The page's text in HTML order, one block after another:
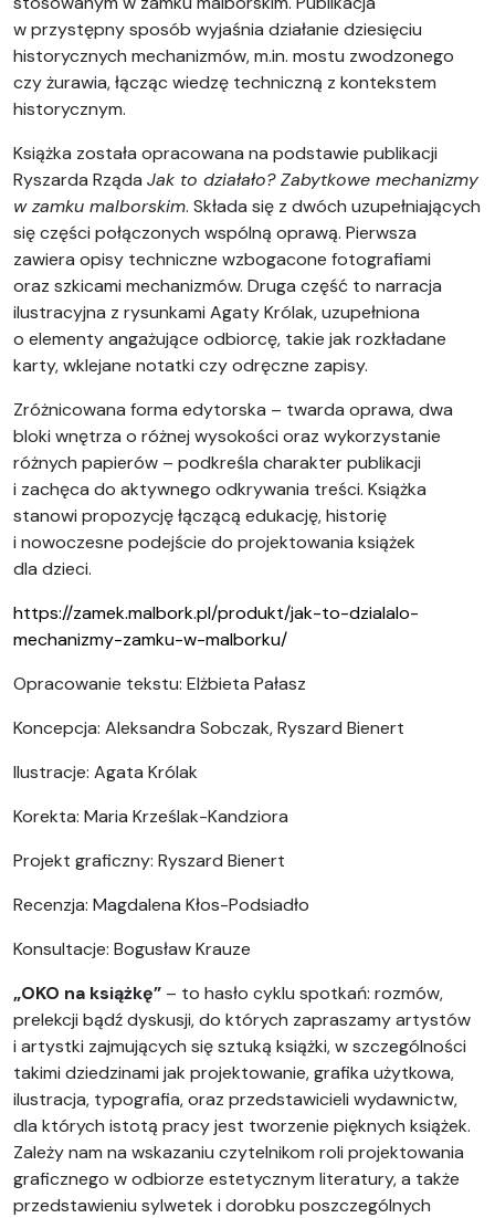
w przystępny sposób wyjaśnia działanie dziesięciu
historycznych mechanizmów, m.in. mostu zwodzonego
czy żurawia, łącząc wiedzę techniczną z kontekstem
historycznym.
Książka została opracowana na podstawie publikacji
Ryszarda Rząda Jak to działało? Zabytkowe mechanizmy
w zamku malborskim. Składa się z dwóch uzupełniających
się części połączonych wspólną oprawą. Pierwsza
zawiera opisy techniczne wzbogacone fotografiami
oraz szkicami mechanizmów. Druga część to narracja
ilustracyjna z rysunkami Agaty Królak, uzupełniona
o elementy angażujące odbiorcę, takie jak rozkładane
karty, wklejane notatki czy odręczne zapisy.
Zróżnicowana forma edytorska – twarda oprawa, dwa
bloki wnętrza o różnej wysokości oraz wykorzystanie
różnych papierów – podkreśla charakter publikacji
i zachęca do aktywnego odkrywania treści. Książka
stanowi propozycję łączącą edukację, historię
i nowoczesne podejście do projektowania książek
dla dzieci.
https://zamek.malbork.pl/produkt/jak-to-dzialalo-
mechanizmy-zamku-w-malborku/
Opracowanie tekstu: Elżbieta Pałasz
Koncepcja: Aleksandra Sobczak, Ryszard Bienert
Ilustracje: Agata Królak
Korekta: Maria Krześlak-Kandziora
Projekt graficzny: Ryszard Bienert
Recenzja: Magdalena Kłos-Podsiadło
Konsultacje: Bogusław Krauze
„OKO na książkę” – to hasło cyklu spotkań: rozmów,
prelekcji bądź dyskusji, do których zapraszamy artystów
i artystki zajmujących się sztuką książki, w szczególności
takimi dziedzinami jak projektowanie, grafika użytkowa,
ilustracja, typografia, oraz przedstawicieli wydawnictw,
dla których istotą pracy jest tworzenie pięknych książek.
Zależy nam na wskazaniu czytelnikom roli projektowania
graficznego w odbiorze estetycznym literatury, a także
przedstawieniu sylwetek i dorobku poszczególnych